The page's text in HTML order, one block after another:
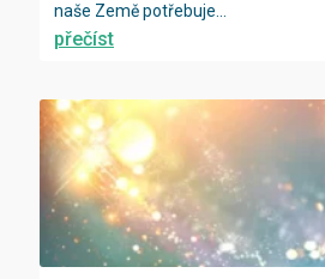
naše Země potřebuje...
přečíst